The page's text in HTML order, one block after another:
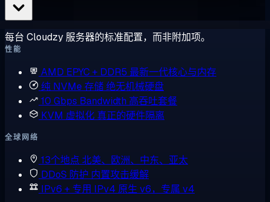
每台 Cloudzy 服务器的标准配置，而非附加项。
性能
AMD EPYC + DDR5 最新一代核心与内存
纯 NVMe 存储绝无机械硬盘
10 Gbps Bandwidth 高吞吐套餐
KVM 虚拟化 真正的硬件隔离
全球网络
13个地点 北美、欧洲、中东、亚太
DDoS 防护 内置攻击缓解
IPv6 + 专用 IPv4 原生 v6，专属 v4